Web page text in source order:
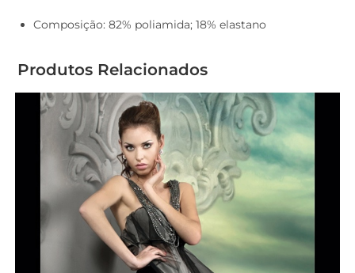
Composição: 82% poliamida; 18% elastano
Produtos Relacionados